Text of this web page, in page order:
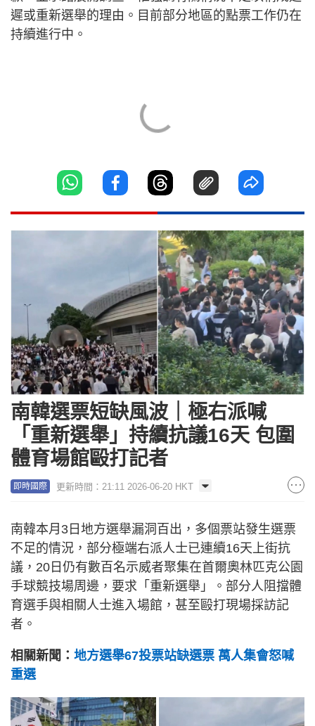
遲或重新選舉的理由。目前部分地區的點票工作仍在
持續進行中。
南韓選票短缺風波｜極右派喊
「重新選舉」持續抗議16天 包圍
體育場館毆打記者
即時國際 更新時間：21:11 2026-06-20 HKT
南韓本月3日地方選舉漏洞百出，多個票站發生選票
不足的情況，部分極端右派人士已連續16天上街抗
議，20日仍有數百名示威者聚集在首爾奧林匹克公園
手球競技場周邊，要求「重新選舉」。部分人阻擋體
育選手與相關人士進入場館，甚至毆打現場採訪記
者。
相關新聞： 地方選舉67投票站缺選票 萬人集會怒喊
重選